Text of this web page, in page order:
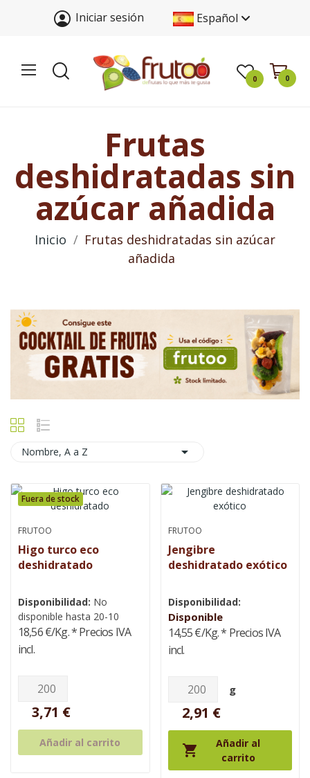
Iniciar sesión Español
0 0
Frutas
deshidratadas sin
azúcar añadida
Inicio
Frutas deshidratadas sin azúcar
añadida
Nombre, A a Z 
Fuera de stock
FRUTOO
Higo turco eco
deshidratado
Disponibilidad: No
disponible hasta 20-10
18,56 €/Kg.* Precios IVA
incl.
3,71 €
Añadir al carrito
FRUTOO
Jengibre
deshidratado exótico
Disponibilidad:
Disponible
14,55 €/Kg.* Precios IVA
incl.
g
2,91 €

Añadir al
carrito